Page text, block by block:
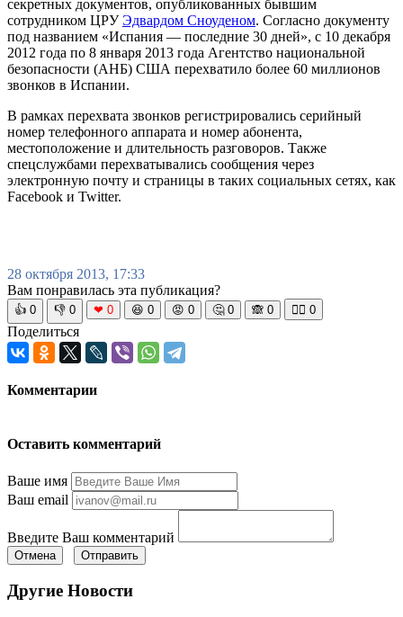
секретных документов, опубликованных бывшим
сотрудником ЦРУЭдвардом Сноуденом. Согласно документу
под названием «Испания — последние 30 дней», с 10 декабря
2012 года по 8 января 2013 года Агентство национальной
безопасности (АНБ) США перехватило более 60 миллионов
звонков в Испании.
В рамках перехвата звонков регистрировались серийный
номер телефонного аппарата и номер абонента,
местоположение и длительность разговоров. Также
спецслужбами перехватывались сообщения через
электронную почту и страницы в таких социальных сетях, как
Facebook и Twitter.
28 октября 2013, 17:33
Вам понравилась эта публикация?
👍 0 👎 0 ❤ 0 😆 0 😡 0 🤔 0 🙈 0 🧘‍♀️ 0
Поделиться
Комментарии
Оставить комментарий
Ваше имя
Ваш email
Введите Ваш комментарий
Отмена Отправить
Другие Новости